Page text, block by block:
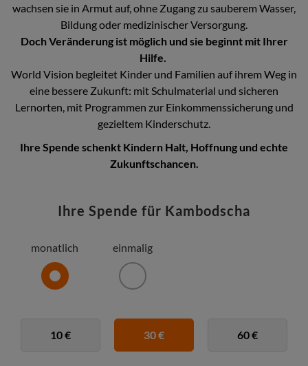
wachsen sie in Armut auf, ohne Zugang zu sauberem Wasser,
Bildung oder medizinischer Versorgung.
Doch Veränderung ist möglich und sie beginnt mit Ihrer
Hilfe.
World Vision begleitet Kinder und Familien auf ihrem Weg in
eine bessere Zukunft: mit Schulmaterial und sicheren
Lernorten, mit Programmen zur Einkommenssicherung und
gezieltem Kinderschutz.
Ihre Spende schenkt Kindern Halt, Hoffnung und echte
Zukunftschancen.
Ihre Spende für Kambodscha
monatlich einmalig
10 € 30 € 60 €